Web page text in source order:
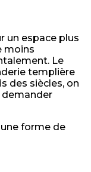
un espace plus
moins
Le
templière
des siècles, on
demander
forme de